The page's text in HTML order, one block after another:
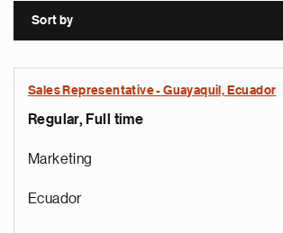
Sort by
Sales Representative - Guayaquil, Ecuador
Regular, Full time
Marketing
Ecuador